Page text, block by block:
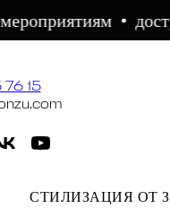
76 15
СТИЛИЗАЦИЯ ОТ